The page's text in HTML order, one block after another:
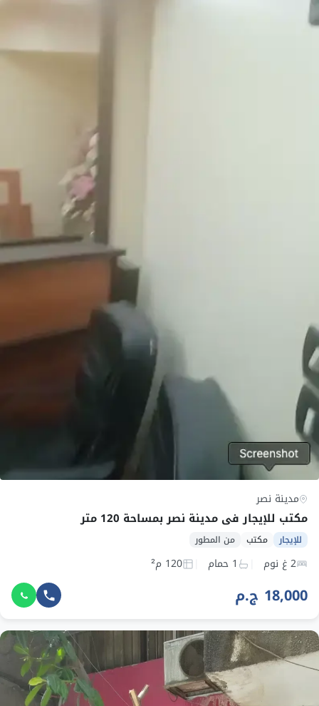
مدينة نصر
مكتب للإيجار في مدينة نصر بمساحة 120 متر
للإيجار مكتب من المطور
2 غ نوم 1 حمام 120 م²
18,000 ج.م